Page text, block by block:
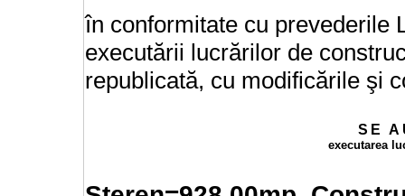
în conformitate cu prevederile
executării lucrărilor de
republicată, cu modificările şi
SE
executarea